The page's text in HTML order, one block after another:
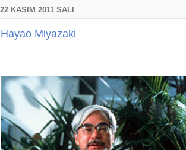
22 KASIM 2011 SALI
Hayao Miyazaki